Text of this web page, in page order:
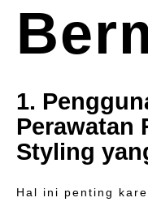
1.
Perawatan
Styling
Hal ini penting